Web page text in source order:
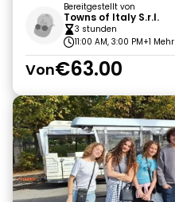
Bereitgestellt von
Towns of Italy S.r.l.
3 stunden
11:00 AM, 3:00 PM+1 Mehr
Von€63.00